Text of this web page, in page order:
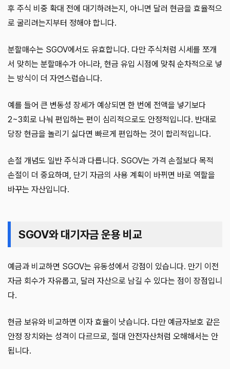
후 주식 비중 확대 전에 대기하려는지, 아니면 달러 현금을 효율적으
로 굴리려는지부터 정해야 합니다.
분할매수는 SGOV에서도 유효합니다. 다만 주식처럼 시세를 쪼개
서 맞히는 분할매수가 아니라, 현금 유입 시점에 맞춰 순차적으로 넣
는 방식이 더 자연스럽습니다.
예를 들어 큰 변동성 장세가 예상되면 한 번에 전액을 넣기보다
2~3회로 나눠 편입하는 편이 심리적으로도 안정적입니다. 반대로
당장 현금을 놀리기 싫다면 빠르게 편입하는 것이 합리적입니다.
손절 개념도 일반 주식과 다릅니다. SGOV는 가격 손절보다 목적
손절이 더 중요하며, 단기 자금의 사용 계획이 바뀌면 바로 역할을
바꾸는 자산입니다.
SGOV와 대기자금 운용 비교
예금과 비교하면 SGOV는 유동성에서 강점이 있습니다. 만기 이전
자금 회수가 자유롭고, 달러 자산으로 남길 수 있다는 점이 장점입니
다.
현금 보유와 비교하면 이자 효율이 낫습니다. 다만 예금자보호 같은
안정 장치와는 성격이 다르므로, 절대 안전자산처럼 오해해서는 안
됩니다.